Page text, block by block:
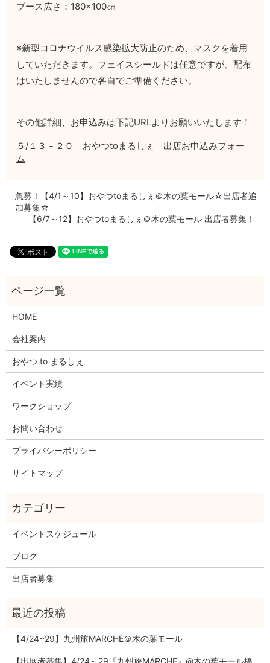
ブース広さ：180×100㎝
※新型コロナウイルス感染拡大防止のため、マスクを着用
していただきます。フェイスシールドは任意ですが、配布
はいたしませんので各自でご準備ください。
その他詳細、お申込みは下記URLよりお願いいたします！
５/１３－２０ おやつtoまるしぇ 出店お申込みフォー
ム
急募！【4/1～10】おやつtoまるしぇ＠木の葉モール☆出店者追
加募集☆
【6/7～12】おやつtoまるしぇ＠木の葉モール 出店者募集！
HOME
会社案内
おやつ to まるしぇ
イベント実績
ワークショップ
お問い合わせ
プライバシーポリシー
サイトマップ
イベントスケジュール
ブログ
出店者募集
【4/24~29】九州旅MARCHE＠木の葉モール
【出展者募集】4/24～29『九州旅MARCHE』@木の葉モール橋